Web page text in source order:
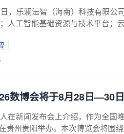
，乐澜沄智（海南）科技有限公
人工智能基础资源与技术平台；
数博会将于8月28日—30
在新闻发布会上介绍，作为全国
州贵阳举办。本次博览会将围